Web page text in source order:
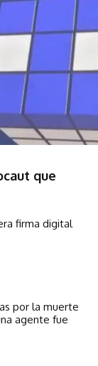
que
firma digital
por la muerte
agente fue